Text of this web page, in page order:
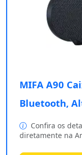
MIFA A90
Bluetooth,
Confira os
diretamente na